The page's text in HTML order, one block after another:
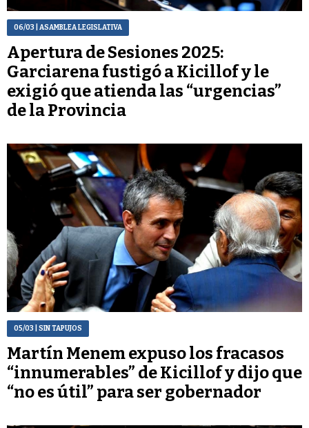
06/03 | ASAMBLEA LEGISLATIVA
Apertura de Sesiones 2025:
Garciarena fustigó a Kicillof y le
exigió que atienda las “urgencias”
de la Provincia
05/03 | SIN TAPUJOS
Martín Menem expuso los fracasos
“innumerables” de Kicillof y dijo que
“no es útil” para ser gobernador